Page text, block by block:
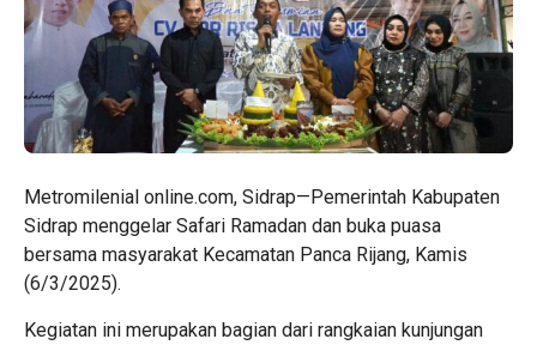
Metromilenial online.com, Sidrap—Pemerintah Kabupaten
Sidrap menggelar Safari Ramadan dan buka puasa
bersama masyarakat Kecamatan Panca Rijang, Kamis
(6/3/2025).
Kegiatan ini merupakan bagian dari rangkaian kunjungan